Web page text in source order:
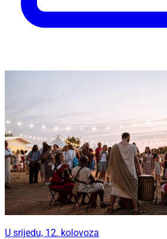
U srijedu, 12. kolovoza